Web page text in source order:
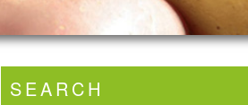
SEARCH